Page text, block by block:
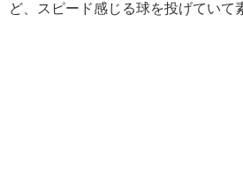
ど、スピード感じる球を投げていて